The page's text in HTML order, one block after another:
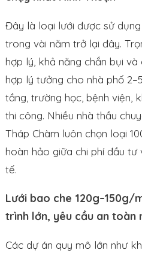
Đây là loại lưới được sử
trong vài năm trở lại đây.
hợp lý, khả năng chắn bụi
hợp lý tưởng cho nhà phố
tầng, trường học, bệnh viện,
thi công. Nhiều nhà thầu
Tháp Chàm luôn chọn loại
hoàn hảo giữa chi phí đầu
tế.
Lưới bao che 120g–150g/
trình lớn, yêu cầu an toàn
Các dự án quy mô lớn như